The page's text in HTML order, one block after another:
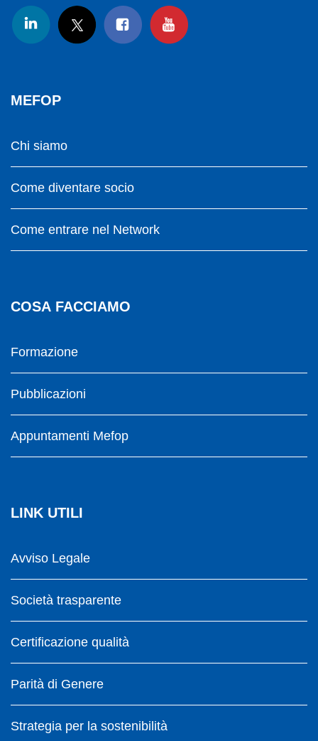
MEFOP
Chi siamo
Come diventare socio
Come entrare nel Network
COSA FACCIAMO
Formazione
Pubblicazioni
Appuntamenti Mefop
LINK UTILI
Avviso Legale
Società trasparente
Certificazione qualità
Parità di Genere
Strategia per la sostenibilità